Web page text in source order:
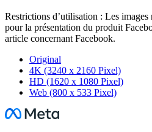
Restrictions d’utilisation : Les images
pour la présentation du produit
article concernant Facebook.
Original
4K (3240 x 2160 Pixel)
HD (1620 x 1080 Pixel)
Web (800 x 533 Pixel)
Facebook